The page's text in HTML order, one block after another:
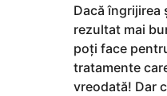
Dacă
rezultat mai
poți face
tratamente
vreodată! Dar